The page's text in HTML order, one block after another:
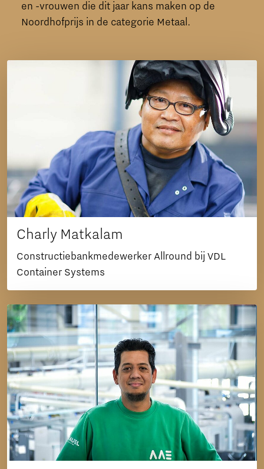
en -vrouwen die dit jaar kans maken op de
Noordhofprijs in de categorie Metaal.
Charly Matkalam
Constructiebankmedewerker Allround bij VDL
Container Systems